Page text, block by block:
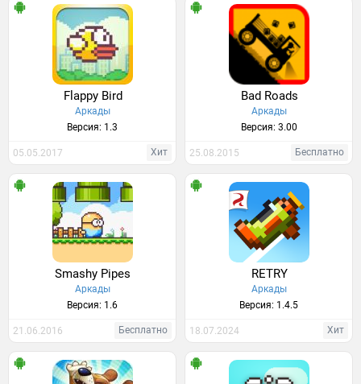
Flappy Bird
Аркады
Версия: 1.3
05.05.2017 Хит
Bad Roads
Аркады
Версия: 3.00
25.08.2015 Бесплатно
Smashy Pipes
Аркады
Версия: 1.6
21.06.2016 Бесплатно
RETRY
Аркады
Версия: 1.4.5
18.07.2024 Хит